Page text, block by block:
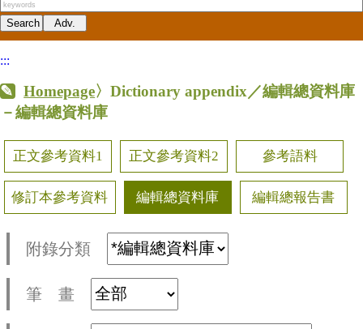
:::
Homepage〉Dictionary appendix／編輯總資料庫
－編輯總資料庫
正文參考資料1 正文參考資料2 參考語料
修訂本參考資料 編輯總資料庫 編輯總報告書
附錄分類
筆 畫